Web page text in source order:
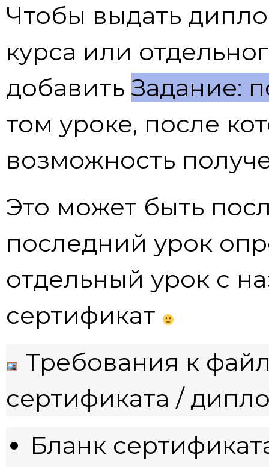
Чтобы выдать
курса или
добавить Задание:
том уроке, после
возможность
Это может быть
последний урок
отдельный урок с
сертификат
Требования к
сертификата /
Бланк